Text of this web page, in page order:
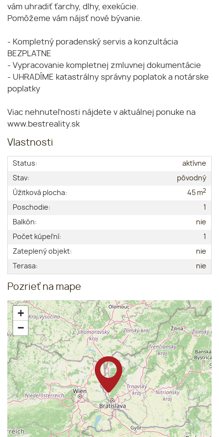
vám uhradiť ťarchy, dlhy, exekúcie.
Pomôžeme vám nájsť nové bývanie.
- Kompletný poradenský servis a konzultácia
BEZPLATNE
- Vypracovanie kompletnej zmluvnej dokumentácie
- UHRADÍME katastrálny správny poplatok a notárske
poplatky
Viac nehnuteľnosti nájdete v aktuálnej ponuke na
www.bestreality.sk
Vlastnosti
Status:
aktívne
Stav:
pôvodný
Úžitková plocha:
45 m2
Poschodie:
1
Balkón:
nie
Počet kúpeľní:
1
Zateplený objekt:
nie
Terasa:
nie
Pozrieť na mape
+
−